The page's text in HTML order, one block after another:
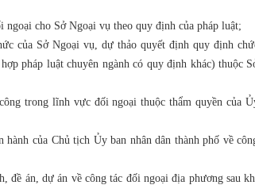
cho Sở Ngoại vụ theo quy định của pháp luật;
của Sở Ngoại vụ, dự thảo quyết định quy định
pháp luật chuyên ngành có quy định khác) thuộc
trong lĩnh vực đối ngoại thuộc thẩm quyền của
của Chủ tịch Ủy ban nhân dân thành phố về
đề án, dự án về công tác đối ngoại địa phương sau